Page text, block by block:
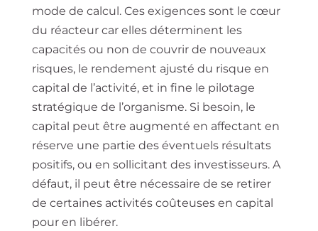
mode de calcul. Ces exigences sont le cœur
du réacteur car elles déterminent les
capacités ou non de couvrir de nouveaux
risques, le rendement ajusté du risque en
capital de l’activité, et in fine le pilotage
stratégique de l’organisme. Si besoin, le
capital peut être augmenté en affectant en
réserve une partie des éventuels résultats
positifs, ou en sollicitant des investisseurs. A
défaut, il peut être nécessaire de se retirer
de certaines activités coûteuses en capital
pour en libérer.